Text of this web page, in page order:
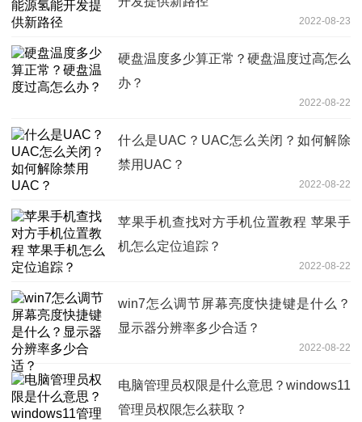
2022-08-23
硬盘温度多少算正常？硬盘温度过高怎么
办？
2022-08-22
什么是UAC？UAC怎么关闭？如何解除
禁用UAC？
2022-08-22
苹果手机查找对方手机位置教程 苹果手
机怎么定位追踪？
2022-08-22
win7怎么调节屏幕亮度快捷键是什么？
显示器分辨率多少合适？
2022-08-22
电脑管理员权限是什么意思？windows11
管理员权限怎么获取？